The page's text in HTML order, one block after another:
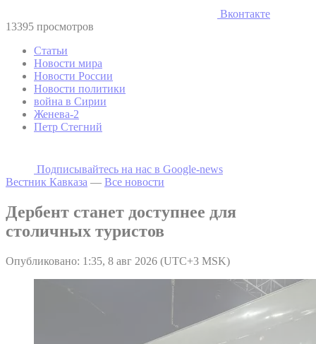
Вконтакте
13395 просмотров
Статьи
Новости мира
Новости России
Новости политики
война в Сирии
Женева-2
Петр Стегний
Подписывайтесь на наc в Google-news
Вестник Кавказа — Все новости
Дербент станет доступнее для
столичных туристов
Опубликовано: 1:35, 8 авг 2026 (UTC+3 MSK)